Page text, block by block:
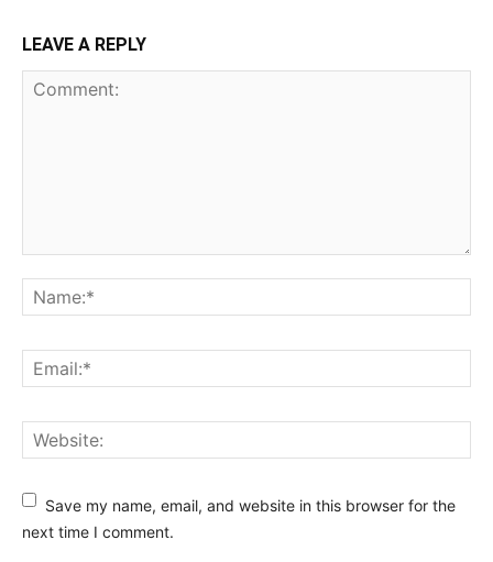
LEAVE A REPLY
Save my name, email, and website in this browser for the
next time I comment.